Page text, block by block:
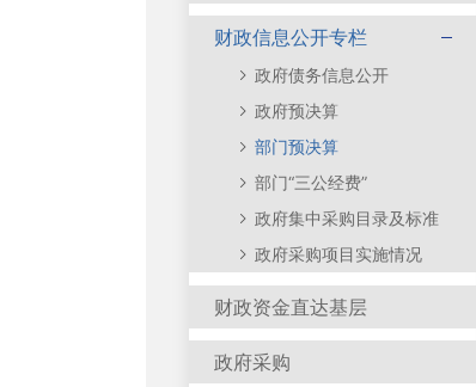
财政信息公开专栏
政府债务信息公开
政府预决算
部门预决算
部门“三公经费”
政府集中采购目录及标准
政府采购项目实施情况
财政资金直达基层
政府采购